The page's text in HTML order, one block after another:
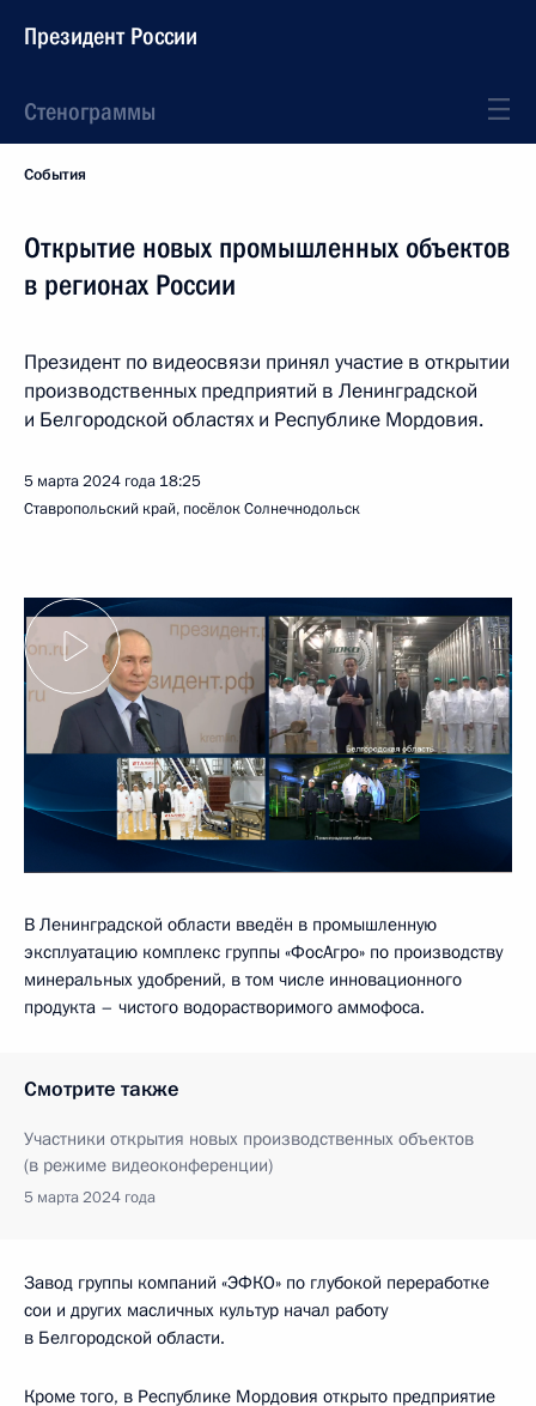
Президент России
Стенограммы
События
Открытие новых промышленных объектов
в регионах России
Президент по видеосвязи принял участие в открытии
производственных предприятий в Ленинградской
и Белгородской областях и Республике Мордовия.
5 марта 2024 года 18:25
Ставропольский край, посёлок Солнечнодольск
В Ленинградской области введён в промышленную
эксплуатацию комплекс группы «ФосАгро» по производству
минеральных удобрений, в том числе инновационного
продукта – чистого водорастворимого аммофоса.
Смотрите также
Участники открытия новых производственных объектов
(в режиме видеоконференции)
5 марта 2024 года
Завод группы компаний «ЭФКО» по глубокой переработке
сои и других масличных культур начал работу
в Белгородской области.
Кроме того, в Республике Мордовия открыто предприятие